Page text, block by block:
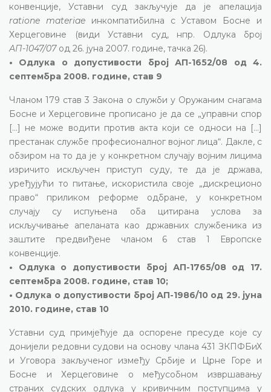
конвенције, Уставни суд закључује да је апелација
ratione materiae инкомпатибилна с Уставом Босне и
Херцеговине (види Уставни суд, нпр. Одлука број
АП-1047/07 од 26. јуна 2007. године, тачка 26).
• Одлука о допустивости број АП-1652/08 од 4.
септембра 2008. године, став 9
Чланом 179 став 3 Закона о служби у Оружаним снагама
Босне и Херцеговине прописано је да се „управни спор
[...] не може водити против акта који се односи на [...]
престанак службе професионалног војног лица“. Дакле, с
обзиром на то да је у конкретном случају војним лицима
изричито искључен приступ суду, те да је држава,
уређујући то питање, искористила своје „дискреционо
право“ приликом реформе одбране, у конкретном
случају су испуњена оба цитирана услова за
искључивање апеланата као државних службеника из
заштите предвиђене чланом 6 став 1 Европске
конвенције.
• Одлука о допустивости број АП-1765/08 од 17.
септембра 2008. године, став 10;
• Одлука о допустивости број АП-1986/10 од 29. јуна
2010. године, став 10
Уставни суд примјећује да оспорене пресуде које су
донијели редовни судови на основу члана 431 ЗКПФБиХ
и Уговора закљученог између Србије и Црне Горе и
Босне и Херцеговине о међусобном извршавању
страних судских одлука у кривичним поступцима у